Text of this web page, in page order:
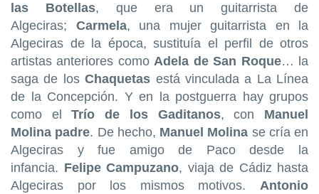
las Botellas, que era un guitarrista de
Algeciras; Carmela, una mujer guitarrista en la
Algeciras de la época, sustituía el perfil de otros
artistas anteriores comoAdela de San Roque… la
saga de losChaquetas está vinculada a La Línea
de la Concepción. Y en la postguerra hay grupos
como elTrío de los Gaditanos, con Manuel
Molina padre. De hecho, Manuel Molina se cría en
Algeciras y fue amigo de Paco desde la
infancia. Felipe Campuzano, viaja de Cádiz hasta
Algeciras por los mismos motivos. Antonio